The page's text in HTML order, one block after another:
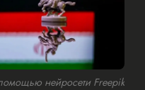
нейросети Freepik